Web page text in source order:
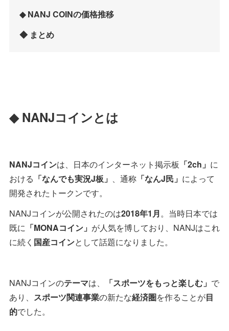
◆ NANJ COINの価格推移
◆ まとめ
◆ NANJコインとは
NANJコインは、日本のインターネット掲示板 「2ch」 に
おける 「なんでも実況J板」 、通称 「なんJ民」 によって
開発されたトークンです。
NANJコインが公開されたのは2018年1月。当時日本では
既に 「MONAコイン」 が人気を博しており、NANJはこれ
に続く 国産コインとして話題になりました。
NANJコインのテーマは、 「スポーツをもっと楽しむ」 で
あり、 スポーツ関連事業の新たな経済圏を作ることが目
的でした。